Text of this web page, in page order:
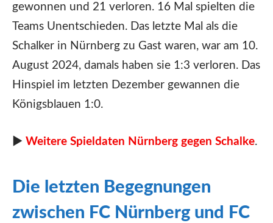
gewonnen und 21 verloren. 16 Mal spielten die
Teams Unentschieden. Das letzte Mal als die
Schalker in Nürnberg zu Gast waren, war am 10.
August 2024, damals haben sie 1:3 verloren. Das
Hinspiel im letzten Dezember gewannen die
Königsblauen 1:0.
► Weitere Spieldaten Nürnberg gegen Schalke.
Die letzten Begegnungen
zwischen FC Nürnberg und FC